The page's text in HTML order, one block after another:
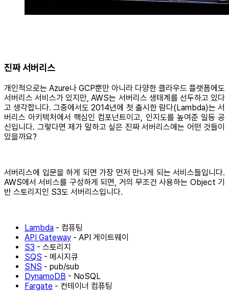
진짜 서버리스
개인적으로는 Azure나 GCP뿐만 아니라 다양한 클라우드 플랫폼에도
서버리스 서비스가 있지만, AWS는 서버리스 생태계를 선두하고 있다
고 생각합니다. 그중에서도 2014년에 첫 출시한 람다(Lambda)는 서
버리스 아키텍처에서 핵심인 컴포넌트이고, 인지도를 높여준 일등 공
신입니다. 그렇다면 제가 말하고 싶은 진짜 서버리스에는 어떤 것들이
있을까요?
서버리스에 입문을 하게 되면 가장 먼저 만나게 되는 서비스들입니다.
AWS에서 서비스를 구성하게 되면, 거의 무조건 사용하는 Object 기
반 스토리지인 S3도 서버리스입니다.
Lambda - 컴퓨팅
API Gateway - API 게이트웨이
S3 - 스토리지
SQS - 메시지큐
SNS - pub/sub
DynamoDB - NoSQL
Fargate - 컨테이너 컴퓨팅